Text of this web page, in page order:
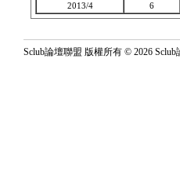
2013/4
6
Sclub論壇聯盟 版權所有 © 2026 Sclub